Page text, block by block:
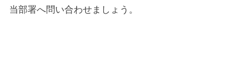
当部署へ問い合わせましょう。